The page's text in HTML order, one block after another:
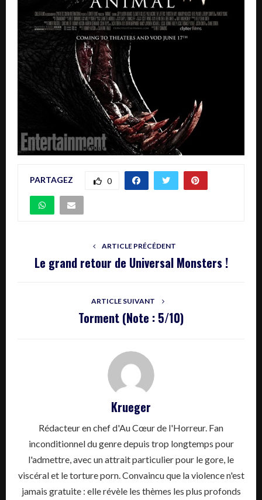
PARTAGEZ 0
ARTICLE PRÉCÉDENT
Le grand retour de Universal Monsters !
ARTICLE SUIVANT
Torment (Note : 5/10)
Krueger
Rédacteur en chef d'Au Cœur de l'Horreur. Fan
inconditionnel du genre depuis trop longtemps pour
l'admettre, avec un attrait particulier pour le gore, le
viscéral et le torture porn. Convaincu que la violence n'est
jamais gratuite : elle révèle les thèmes les plus profonds